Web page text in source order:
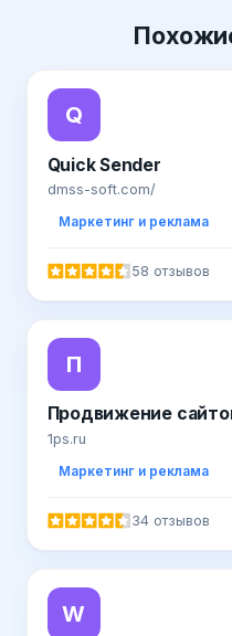
Q
Quick Sender
dmss-soft.com/
Маркетинг и реклама
58 отзывов
П
Продвижение
1ps.ru
Маркетинг и реклама
34 отзывов
W